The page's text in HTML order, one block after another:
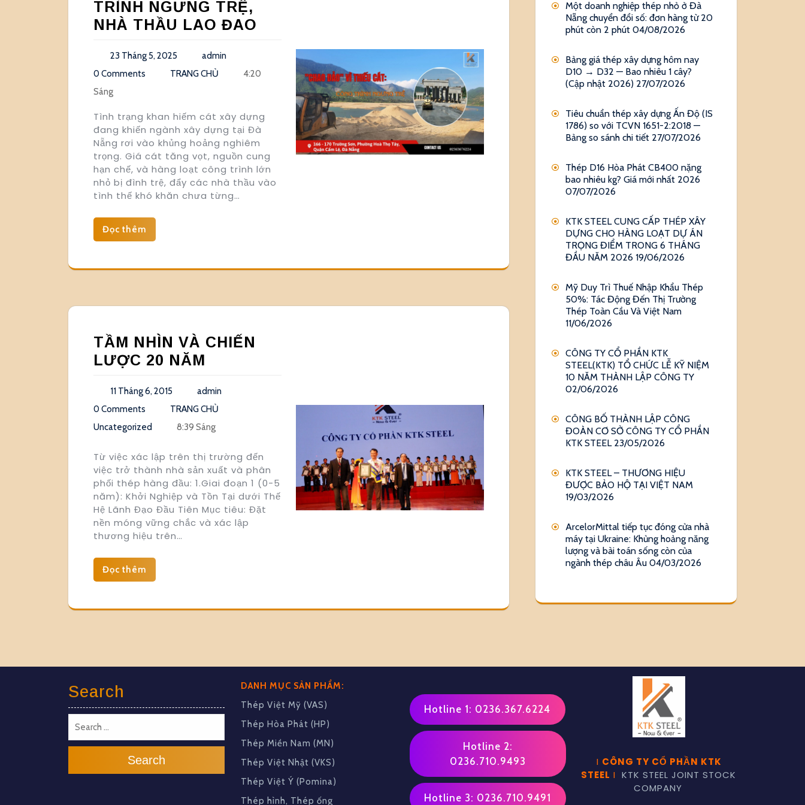
TRÌNH NGƯNG TRỆ,
NHÀ THẦU LAO ĐAO
23 Tháng 5, 2025
admin
0 Comments
TRANG CHỦ
4:20
Sáng
Tình trạng khan hiếm cát xây dựng
đang khiến ngành xây dựng tại Đà
Nẵng rơi vào khủng hoảng nghiêm
trọng. Giá cát tăng vọt, nguồn cung
hạn chế, và hàng loạt công trình lớn
nhỏ bị đình trệ, đẩy các nhà thầu vào
tình thế khó khăn chưa từng…
Đọc thêm
TẦM NHÌN VÀ CHIẾN
LƯỢC 20 NĂM
11 Tháng 6, 2015
admin
0 Comments
TRANG CHỦ
Uncategorized
8:39 Sáng
Từ việc xác lập trên thị trường đến
việc trở thành nhà sản xuất và phân
phối thép hàng đầu: 1.Giai đoạn 1 (0-5
năm): Khởi Nghiệp và Tồn Tại dưới Thế
Hệ Lãnh Đạo Đầu Tiên Mục tiêu: Đặt
nền móng vững chắc và xác lập
thương hiệu trên…
Đọc thêm
Một doanh nghiệp thép nhỏ ở Đà
Nẵng chuyển đổi số: đơn hàng từ 20
phút còn 2 phút 04/08/2026
Bảng giá thép xây dựng hôm nay
D10 → D32 — Bao nhiêu 1 cây?
(Cập nhật 2026) 27/07/2026
Tiêu chuẩn thép xây dựng Ấn Độ (IS
1786) so với TCVN 1651-2:2018 —
Bảng so sánh chi tiết 27/07/2026
Thép D16 Hòa Phát CB400 nặng
bao nhiêu kg? Giá mới nhất 2026
07/07/2026
KTK STEEL CUNG CẤP THÉP XÂY
DỰNG CHO HÀNG LOẠT DỰ ÁN
TRỌNG ĐIỂM TRONG 6 THÁNG
ĐẦU NĂM 2026 19/06/2026
Mỹ Duy Trì Thuế Nhập Khẩu Thép
50%: Tác Động Đến Thị Trường
Thép Toàn Cầu Và Việt Nam
11/06/2026
CÔNG TY CỔ PHẦN KTK
STEEL(KTK) TỔ CHỨC LỄ KỸ NIỆM
10 NĂM THÀNH LẬP CÔNG TY
02/06/2026
CÔNG BỐ THÀNH LẬP CÔNG
ĐOÀN CƠ SỞ CÔNG TY CỔ PHẦN
KTK STEEL 23/05/2026
KTK STEEL – THƯƠNG HIỆU
ĐƯỢC BẢO HỘ TẠI VIỆT NAM
19/03/2026
ArcelorMittal tiếp tục đóng cửa nhà
máy tại Ukraine: Khủng hoảng năng
lượng và bài toán sống còn của
ngành thép châu Âu 04/03/2026
Search
Search
DANH MỤC SẢN PHẨM:
Thép Việt Mỹ (VAS)
Thép Hòa Phát (HP)
Thép Miền Nam (MN)
Thép Việt Nhật (VKS)
Thép Việt Ý (Pomina)
Thép hình, Thép ống
Hotline 1: 0236.367.6224
Hotline 2:
0236.710.9493
Hotline 3: 0236.710.9491
I CÔNG TY CỔ PHẦN KTK
STEEL I KTK STEEL JOINT STOCK
COMPANY